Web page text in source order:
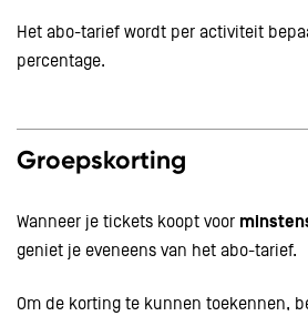
Het abo-tarief wordt per activiteit
percentage.
Groepskorting
Wanneer je tickets koopt voor
geniet je eveneens van het abo-tarief.
Om de korting te kunnen toekennen,